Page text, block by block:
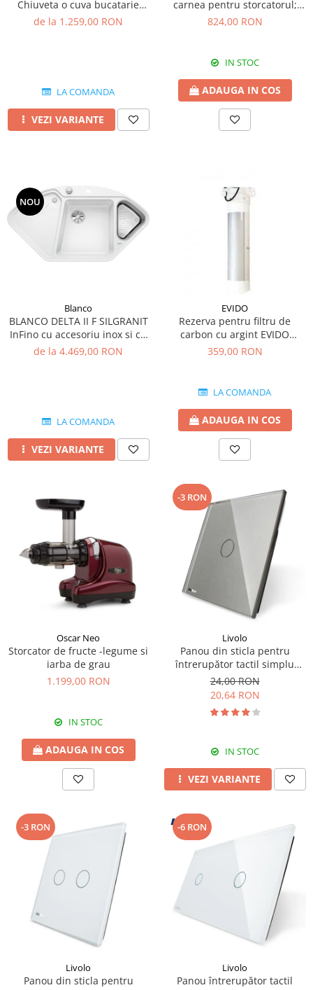
Chiuveta o cuva bucatarie
silgranit 86x50 cm
de la 1.259,00 RON
LA COMANDA
VEZI VARIANTE
carnea pentru storcatorul;
electric Reber 9000N
824,00 RON
IN STOC
ADAUGA IN COS
NOU
Blanco
BLANCO DELTA II F SILGRANIT
InFino cu accesoriu inox si cu
excentric
de la 4.469,00 RON
LA COMANDA
VEZI VARIANTE
EVIDO
Rezerva pentru filtru de
carbon cu argint EVIDO
GREEN pentru bateriile de
359,00 RON
LA COMANDA
ADAUGA IN COS
Oscar Neo
Storcator de fructe -legume si
iarba de grau
1.199,00 RON
IN STOC
ADAUGA IN COS
-3 RON
Livolo
Panou din sticla pentru
întrerupător tactil simplu
Livolo
24,00 RON
20,64 RON
IN STOC
VEZI VARIANTE
-3 RON
Livolo
Panou din sticla pentru
-6 RON
Livolo
Panou întrerupător tactil